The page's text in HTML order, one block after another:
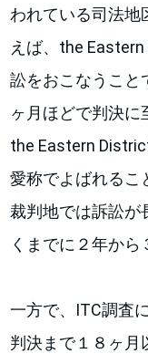
われている司法地
えば、the
訟をおこなうこと
ヶ月ほどで判決に
the Eastern
愛称でよばれるこ
裁判地では訴訟が
くまでに２年から
一方で、ITC調査
判決まで１８ヶ月